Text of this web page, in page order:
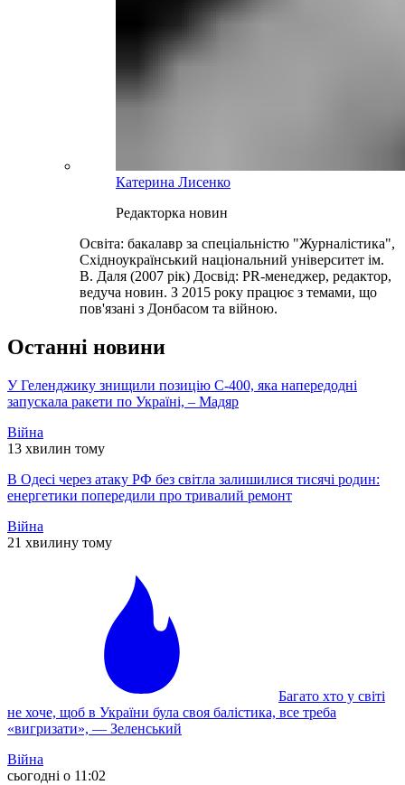
Катерина Лисенко
Редакторка новин
Освіта: бакалавр за спеціальністю "Журналістика",
Східноукраїнський національний університет ім.
В. Даля (2007 рік) Досвід: PR-менеджер, редактор,
ведуча новин. З 2015 року працює з темами, що
пов'язані з Донбасом та війною.
Останні новини
У Геленджику знищили позицію С-400, яка напередодні
запускала ракети по Україні, – Мадяр
Війна
13 хвилин тому
В Одесі через атаку РФ без світла залишилися тисячі родин:
енергетики попередили про тривалий ремонт
Війна
21 хвилину тому
Багато хто у світі
не хоче, щоб в України була своя балістика, все треба
«вигризати», — Зеленський
Війна
сьогодні о 11:02